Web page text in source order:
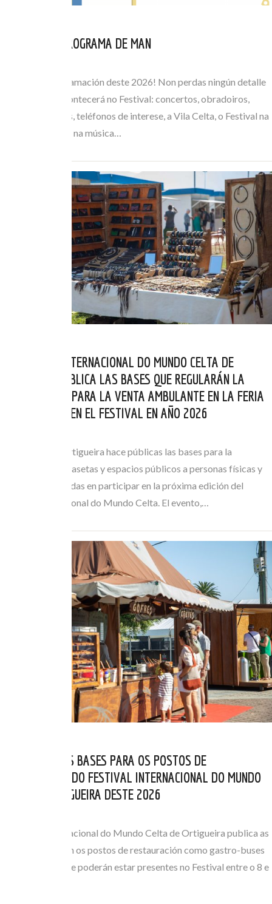
CONSULTA O PROGRAMA DE MAN
Consulta a programación deste 2026! Non perdas ningún detalle
de todo o que acontecerá no Festival: concertos, obradoiros,
horarios de buses, teléfonos de interese, a Vila Celta, o Festival na
Rúa… Mergúllate na música…
EL FESTIVAL INTERNACIONAL DO MUNDO CELTA DE
ORTIGUEIRA PUBLICA LAS BASES QUE REGULARÁN LA
AUTORIZACIÓN PARA LA VENTA AMBULANTE EN LA FERIA
DE ARTESANÍA EN EL FESTIVAL EN AÑO 2026
El Concello de Ortigueira hace públicas las bases para la
adjudicación de casetas y espacios públicos a personas físicas y
jurídicas interesadas en participar en la próxima edición del
Festival Internacional do Mundo Celta. El evento,…
PUBLICADAS AS BASES PARA OS POSTOS DE
RESTAURACIÓN DO FESTIVAL INTERNACIONAL DO MUNDO
CELTA DE ORTIGUEIRA DESTE 2026
O Festival Internacional do Mundo Celta de Ortigueira publica as
bases que regulan os postos de restauración como gastro-buses
ou foodtrucks que poderán estar presentes no Festival entre o 8 e